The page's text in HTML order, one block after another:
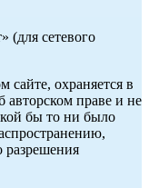
(для сетевого
охраняется в
авторском праве и не
бы то ни было
разрешения